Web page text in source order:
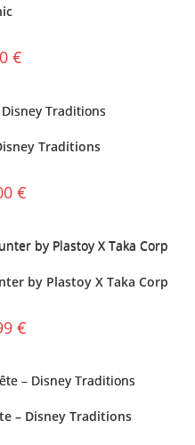
€
Traditions
€
by Plastoy X Taka Corp
€
– Disney Traditions